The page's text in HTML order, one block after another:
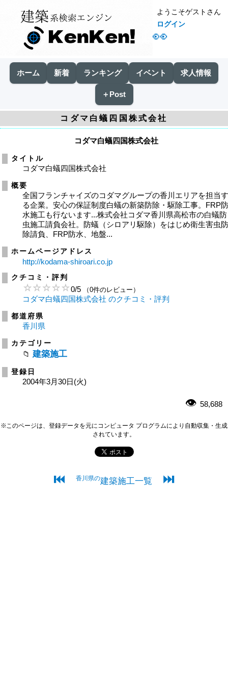
👀
ようこそゲストさん
ログイン
ホーム 新着 ランキング イベント 求人情報
＋Post
コダマ白蟻四国株式会社
コダマ白蟻四国株式会社
タイトル
コダマ白蟻四国株式会社
概要
全国フランチャイズのコダマグループの香川エリアを担当
る企業。安心の保証制度白蟻の新築防除・駆除工事。FRP
水施工も行ないます...株式会社コダマ香川県高松市の白蟻防
虫施工請負会社。防蟻（シロアリ駆除）をはじめ衛生害虫
除請負、FRP防水、地盤...
ホームページアドレス
http://kodama-shiroari.co.jp
クチコミ・評判
0/5 （0件のレビュー）
コダマ白蟻四国株式会社 のクチコミ・評判
都道府県
香川県
カテゴリー
建築施工
登録日
2004年3月30日(火)
58,688
※このページは、登録データを元にコンピュータ プログラムにより自動収集・生成
されています。
⏮ 香川県の建築施工一覧 ⏭